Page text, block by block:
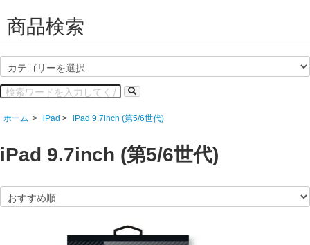
商品検索
ホーム > iPad > iPad 9.7inch (第5/6世代)
iPad 9.7inch (第5/6世代)